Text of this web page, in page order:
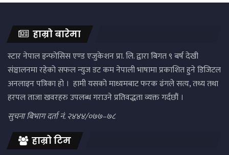
हाम्रो बारेमा
स्टार नेपाल इन्फोसिस एण्ड एजुकेशन प्रा. लि. द्वारा बिगत ९ बर्ष देखी
संञ्चालनमा रहेको सफल न्युज डट कम नेपाली भाषामा प्रकाशित हुने डिजिटल
अनलाइन पत्रिका हो । हामी यसको माध्यमबाट फरक ढंगले सत्य, तथ्य तथा
हरपल ताजा खवरहरु उपलब्ध गराउने प्रतिवद्धता व्यक्त गर्दछौं ।
सुचना बिभाग दर्ता नं. २४४४/०७७–७८
हाम्रो टिम